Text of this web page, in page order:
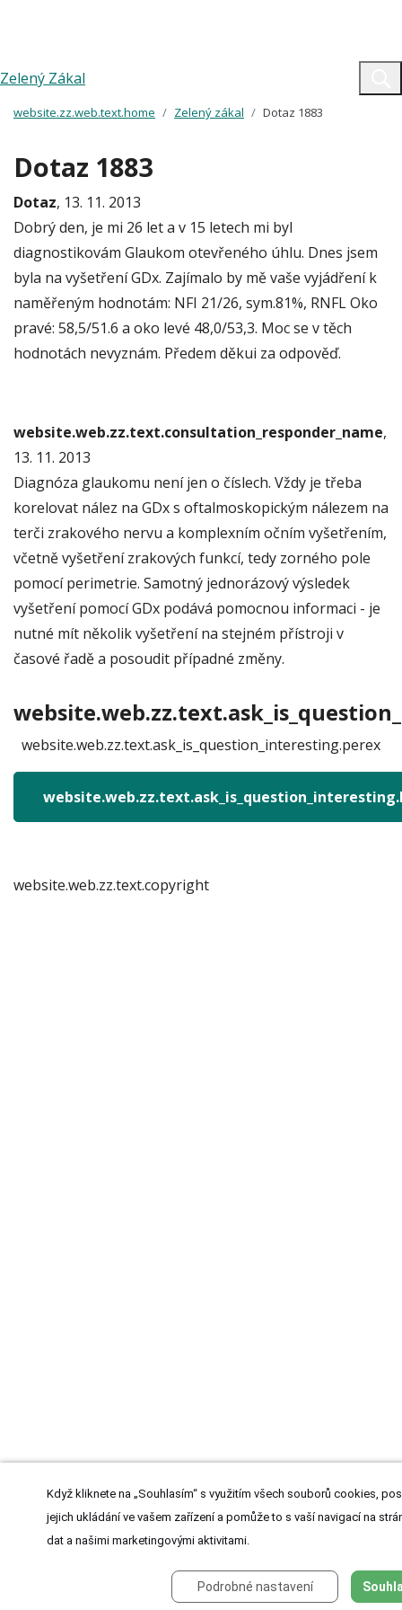
Zelený Zákal
website.zz.web.text.home Zelený zákal Dotaz 1883
Dotaz 1883
Dotaz, 13. 11. 2013
Dobrý den, je mi 26 let a v 15 letech mi byl
diagnostikovám Glaukom otevřeného úhlu. Dnes jsem
byla na vyšetření GDx. Zajímalo by mě vaše vyjádření k
naměřeným hodnotám: NFI 21/26, sym.81%, RNFL Oko
pravé: 58,5/51.6 a oko levé 48,0/53,3. Moc se v těch
hodnotách nevyznám. Předem děkui za odpověď.
website.web.zz.text.consultation_responder_name,
13. 11. 2013
Diagnóza glaukomu není jen o číslech. Vždy je třeba
korelovat nález na GDx s oftalmoskopickým nálezem na
terči zrakového nervu a komplexním očním vyšetřením,
včetně vyšetření zrakových funkcí, tedy zorného pole
pomocí perimetrie. Samotný jednorázový výsledek
vyšetření pomocí GDx podává pomocnou informaci - je
nutné mít několik vyšetření na stejném přístroji v
časové řadě a posoudit případné změny.
website.web.zz.text.ask_is_question_interesting.perex
website.web.zz.text.copyright
Když kliknete na „Souhlasím“ s využitím všech souborů cookies,
jejich ukládání ve vašem zařízení a pomůže to s vaší navigací na
dat a našimi marketingovými aktivitami.
Podrobné nastavení